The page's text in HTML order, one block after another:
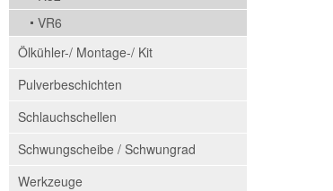
VR6
Ölkühler-/ Montage-/ Kit
Pulverbeschichten
Schlauchschellen
Schwungscheibe / Schwungrad
Werkzeuge